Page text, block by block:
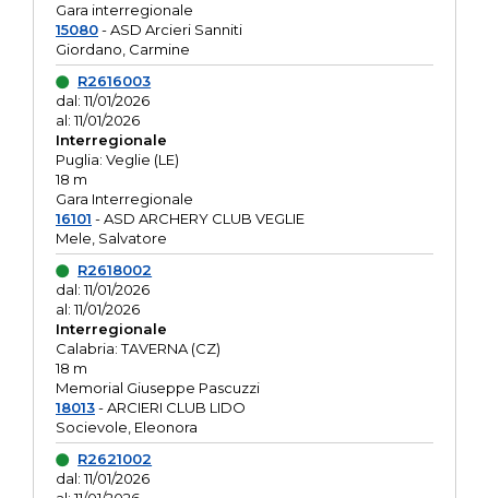
Gara interregionale
15080- ASD Arcieri Sanniti
Giordano, Carmine
R2616003
dal: 11/01/2026
al: 11/01/2026
Interregionale
Puglia: Veglie (LE)
18 m
Gara Interregionale
16101 - ASD ARCHERY CLUB VEGLIE
Mele, Salvatore
R2618002
dal: 11/01/2026
al: 11/01/2026
Interregionale
Calabria: TAVERNA (CZ)
18 m
Memorial Giuseppe Pascuzzi
18013- ARCIERI CLUB LIDO
Socievole, Eleonora
R2621002
dal: 11/01/2026